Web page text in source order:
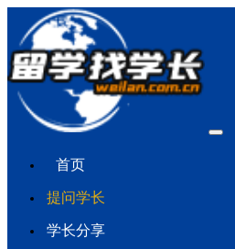
首页
提问学长
学长分享